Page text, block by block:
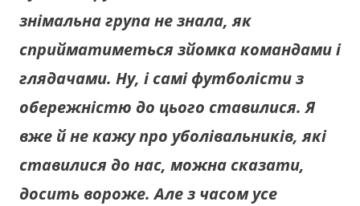
знімальна група не знала, як
сприйматиметься зйомка командами і
глядачами. Ну, і самі футболісти з
обережністю до цього ставилися. Я
вже й не кажу про уболівальників, які
ставилися до нас, можна сказати,
досить вороже. Але з часом усе